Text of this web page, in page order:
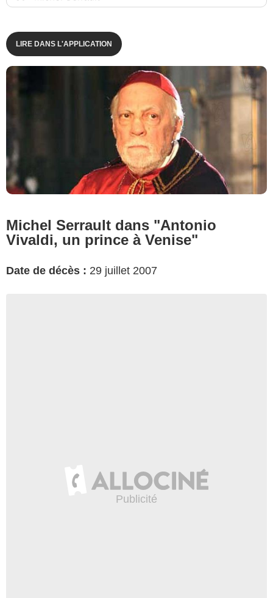
LIRE DANS L'APPLICATION
Michel Serrault dans "Antonio
Vivaldi, un prince à Venise"
Date de décès : 29 juillet 2007